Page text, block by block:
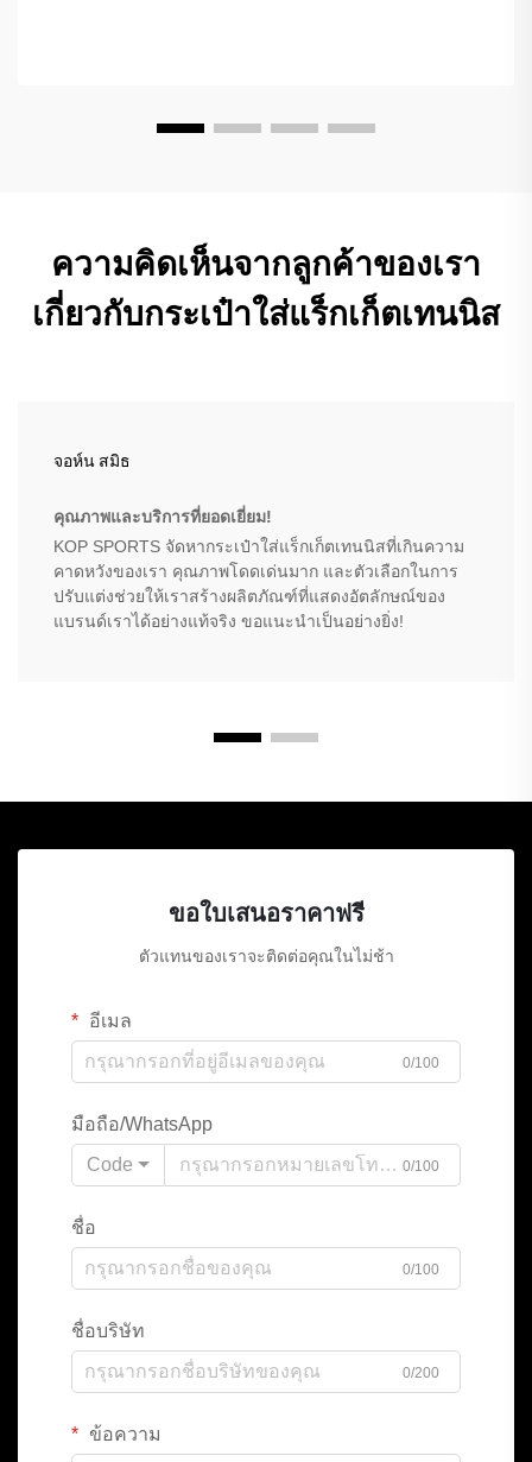
ความคิดเห็นจากลูกค้าของเรา
เกี่ยวกับกระเป๋าใส่แร็กเก็ตเทนนิส
จอห์น สมิธ
คุณภาพและบริการที่ยอดเยี่ยม!
KOP SPORTS จัดหากระเป๋าใส่แร็กเก็ตเทนนิสที่เกินความ
คาดหวังของเรา คุณภาพโดดเด่นมาก และตัวเลือกในการ
ปรับแต่งช่วยให้เราสร้างผลิตภัณฑ์ที่แสดงอัตลักษณ์ของ
แบรนด์เราได้อย่างแท้จริง ขอแนะนำเป็นอย่างยิ่ง!
ขอใบเสนอราคาฟรี
ตัวแทนของเราจะติดต่อคุณในไม่ช้า
อีเมล
0/100
มือถือ/WhatsApp
Code
0/100
ชื่อ
0/100
ชื่อบริษัท
0/200
ข้อความ